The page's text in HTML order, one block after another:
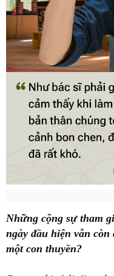
Những cộng sự tham
ngày đầu hiện vẫn
một con thuyền?